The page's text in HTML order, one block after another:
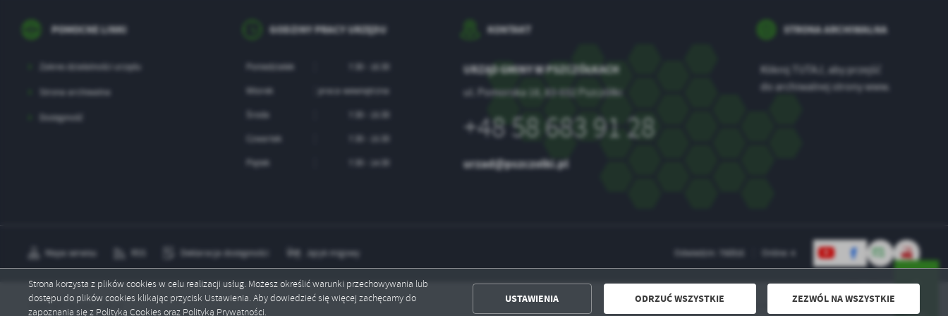
Strona korzysta z plików cookies w celu realizacji usług. Możesz określić warunki przechowywania lub
dostępu do plików cookies klikając przycisk Ustawienia. Aby dowiedzieć się więcej zachęcamy do
zapoznania się z Polityką Cookies oraz Polityką Prywatności.
USTAWIENIA ODRZUĆ WSZYSTKIE ZEZWÓL NA WSZYSTKIE
POMOCNE LINKI
Zakres działalności urzędu
Strona archiwalna
Dostępność
GODZINY PRACY URZĘDU
Poniedziałek 7:30 - 16:30
Wtorek praca wewnętrzna
Środa
Czwartek
Piątek 7:30 - 14:30
KONTAKT
URZĄD GMINY W PSZCZÓŁKACH
ul. Pomorska 18, 83-032 Pszczółki
+48 58 683 91 28
urzad@pszczolki.pl
STRONA ARCHIWALNA
Kliknij TUTAJ, aby przejść
do archiwalnej strony www.
Mapa serwisu Deklaracja dostępności Język migowy Odwiedzin: 756916 Online: 4
Copyright by pszczolki.pl 2ClickPortal® - Portale nowej generacji
DO GÓRY